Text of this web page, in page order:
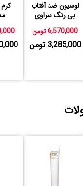
لوسیون ضد آفتاب
بی رنگ سراوی
SPF 50 مدل AM
6,570,000 تومن
3,285,000 تومن